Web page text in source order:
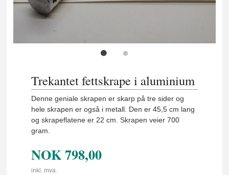
Trekantet fettskrape i aluminium
Denne geniale skrapen er skarp på tre sider og
hele skrapen er også i metall. Den er 45,5 cm lang
og skrapeflatene er 22 cm. Skrapen veier 700
gram.
NOK798,00
inkl. mva.